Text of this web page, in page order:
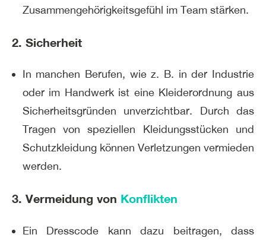
Zusammengehörigkeitsgefühl im Team stärken.
2. Sicherheit
In manchen Berufen, wie z. B. in der Industrie
oder im Handwerk ist eine Kleiderordnung aus
Sicherheitsgründen unverzichtbar. Durch das
Tragen von speziellen Kleidungsstücken und
Schutzkleidung können Verletzungen vermieden
werden.
3. Vermeidung von Konflikten
Ein Dresscode kann dazu beitragen, dass